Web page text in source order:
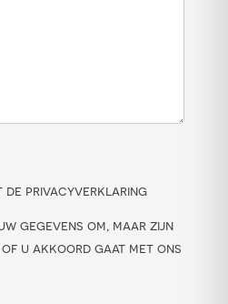
de privacyverklaring
gegevens om, maar zijn
u akkoord gaat met ons